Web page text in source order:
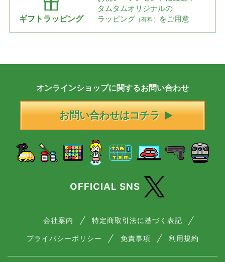
ギフトラッピング
タムタムオリジナルの
ラッピング （有料） をご用意
オンラインショップに関するお問い合わせ
お問い合わせはコチラ
OFFICIAL SNS
会社案内 特定商取引法に基づく表記
プライバシーポリシー 免責事項 利用規約